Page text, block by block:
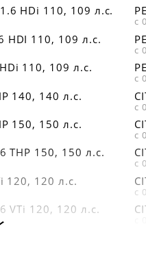
HDi 110, 109 л.с.
HDI 110, 109 л.с.
110, 109 л.с.
140, 140 л.с.
150, 150 л.с.
THP 150, 150 л.с.
120, 120 л.с.
VTi 120, 120 л.с.
с
с
с
с
с
с
с